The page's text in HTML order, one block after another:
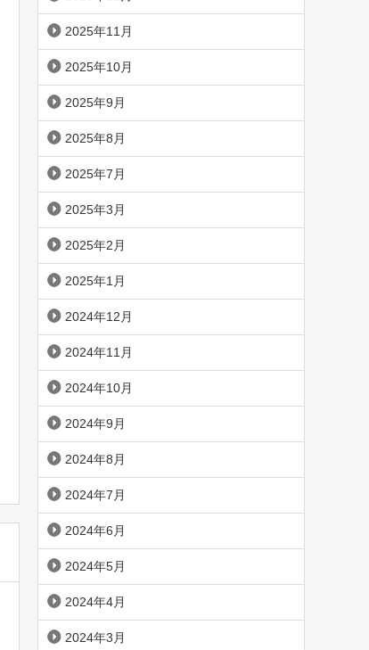
2025年11月
2025年10月
2025年9月
2025年8月
2025年7月
2025年3月
2025年2月
2025年1月
2024年12月
2024年11月
2024年10月
2024年9月
2024年8月
2024年7月
2024年6月
2024年5月
2024年4月
2024年3月